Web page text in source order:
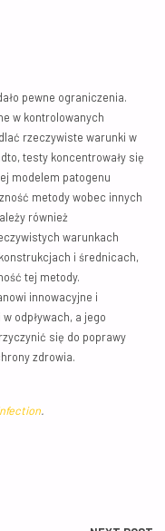
pewne ograniczenia.
w kontrolowanych
rzeczywiste warunki w
testy koncentrowały się
modelem patogenu
metody wobec innych
również
warunkach
i średnicach,
tej metody.
innowacyjne i
odpływach, a jego
się do poprawy
zdrowia.
.